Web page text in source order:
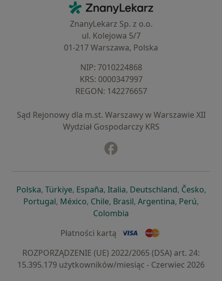
ZnanyLekarz - Strona główna
ZnanyLekarz Sp. z o.o.
ul. Kolejowa 5/7
01-217 Warszawa, Polska
NIP: ⁠7010224868
KRS: ⁠0000347997
REGON: ⁠142276657
Sąd Rejonowy dla m.st. Warszawy w Warszawie XII
Wydział Gospodarczy KRS
Polskaotwiera się w nowej karcie
, Türkiyeotwiera się w nowej karcie
, Españaotwiera się w nowej karcie
, Italiaotwiera się w nowej
, Deutschlandotwiera się
, Česko,
Portugalotwiera się w nowej karcie
, Méxicootwiera się w nowej karcie
, Chileotwiera się w nowej karcie
, Brasilotwiera się w nowej
, Argentinaotwiera się
, Perú,
Colombia
Płatności kartą
ROZPORZĄDZENIE (UE) 2022/2065 (DSA) art. 24:
15.395.179 użytkowników/miesiąc - Czerwiec 2026